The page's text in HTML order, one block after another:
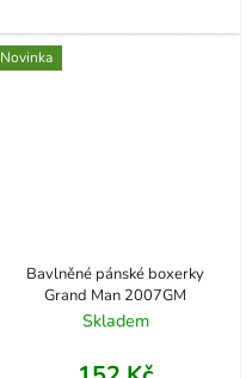
Novinka
Bavlněné pánské boxerky
Grand Man 2007GM
Skladem